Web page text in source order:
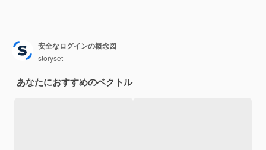
安全なログインの概念図
storyset
あなたにおすすめのベクトル